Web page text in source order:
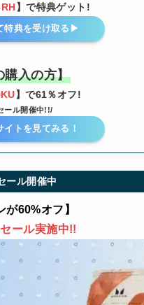
】で特典ゲット!
特典を受け取る▶︎
購入の方】
】で61％オフ!
ール開催中!!/
トを見てみる！
ール開催中
が60%オフ】
ール実施中!!